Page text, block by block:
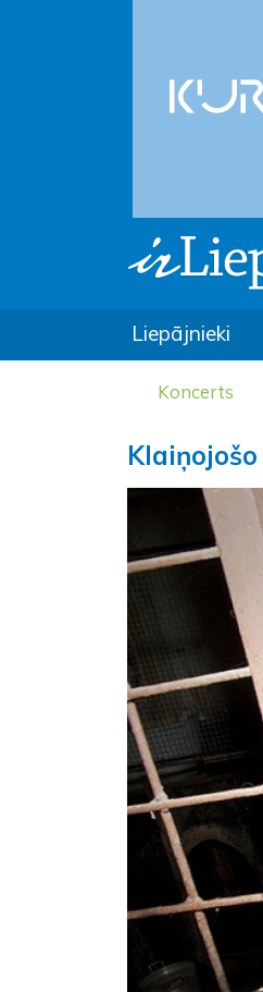
Liepājnieki
Koncerts
Iepriekšējā